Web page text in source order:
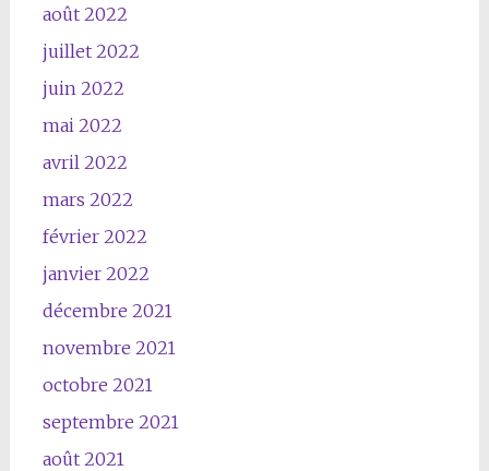
août 2022
juillet 2022
juin 2022
mai 2022
avril 2022
mars 2022
février 2022
janvier 2022
décembre 2021
novembre 2021
octobre 2021
septembre 2021
août 2021